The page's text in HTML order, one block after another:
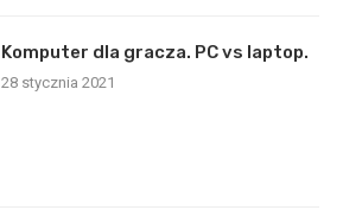
Komputer dla gracza. PC vs laptop.
28 stycznia 2021